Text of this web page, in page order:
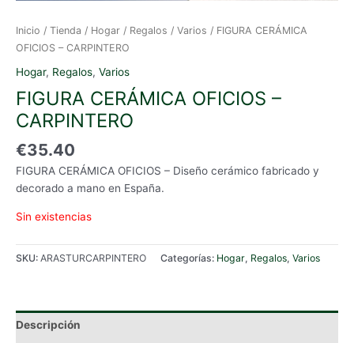
Inicio / Tienda / Hogar / Regalos / Varios / FIGURA CERÁMICA
OFICIOS – CARPINTERO
Hogar, Regalos, Varios
FIGURA CERÁMICA OFICIOS –
CARPINTERO
€35.40
FIGURA CERÁMICA OFICIOS – Diseño cerámico fabricado y
decorado a mano en España.
Sin existencias
SKU: ARASTURCARPINTERO Categorías: Hogar, Regalos, Varios
Descripción